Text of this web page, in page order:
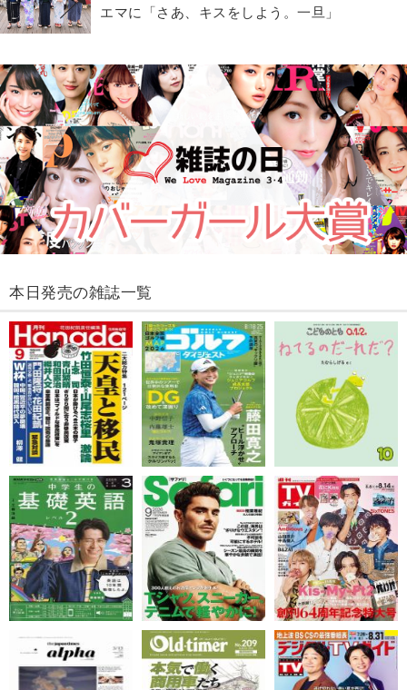
エマに「さあ、キスをしよう。一旦」
本日発売の雑誌一覧